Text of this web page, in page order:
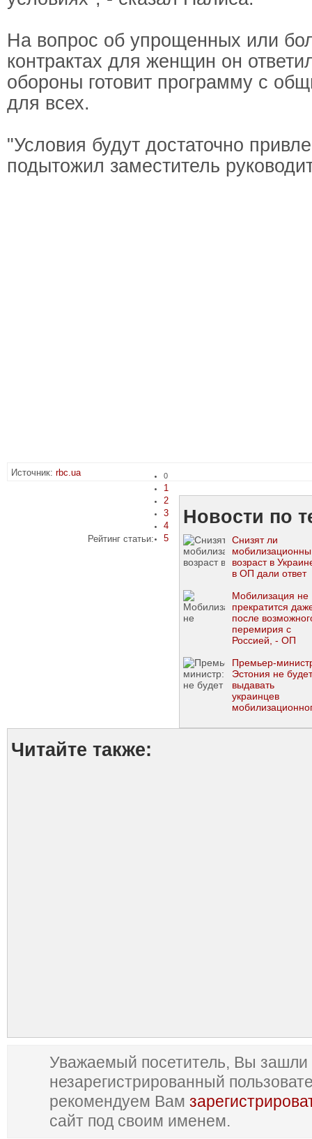
На вопрос об упрощенных или
контрактах для женщин он
обороны готовит программу с
для всех.
"Условия будут достаточно
подытожил заместитель
Источник: rbc.ua
Рейтинг статьи:
0
1
2
3
4
5
Новости по
Снизят ли
возраст в
в ОП дали ответ
Мобилизация не
прекратится
после
перемирия с
Россией, - ОП
Премьер-
Эстония не будет
выдавать
украинцев
Читайте также:
Уважаемый посетитель, Вы зашли
незарегистрированный
рекомендуем Вам
сайт под своим именем.